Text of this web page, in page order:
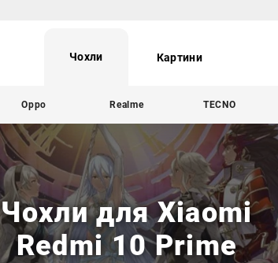
Чохли Картини
Oppo Realme TECNO
Чохли для Xiaomi
Redmi 10 Prime